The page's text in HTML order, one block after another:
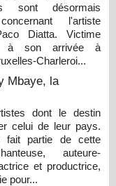
sont désormais
l'artiste
Diatta. Victime
à son arrivée à
Charleroi...
Mbaye, la
dont le destin
celui de leur pays.
fait partie de cette
auteure-
et productrice,
pour...